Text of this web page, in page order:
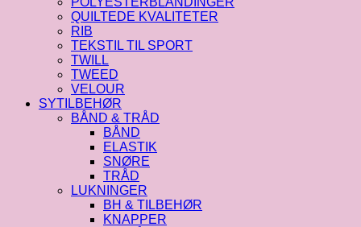
QUILTEDE KVALITETER
RIB
TEKSTIL TIL SPORT
TWILL
TWEED
VELOUR
SYTILBEHØR
BÅND & TRÅD
BÅND
ELASTIK
SNØRE
TRÅD
LUKNINGER
BH & TILBEHØR
KNAPPER